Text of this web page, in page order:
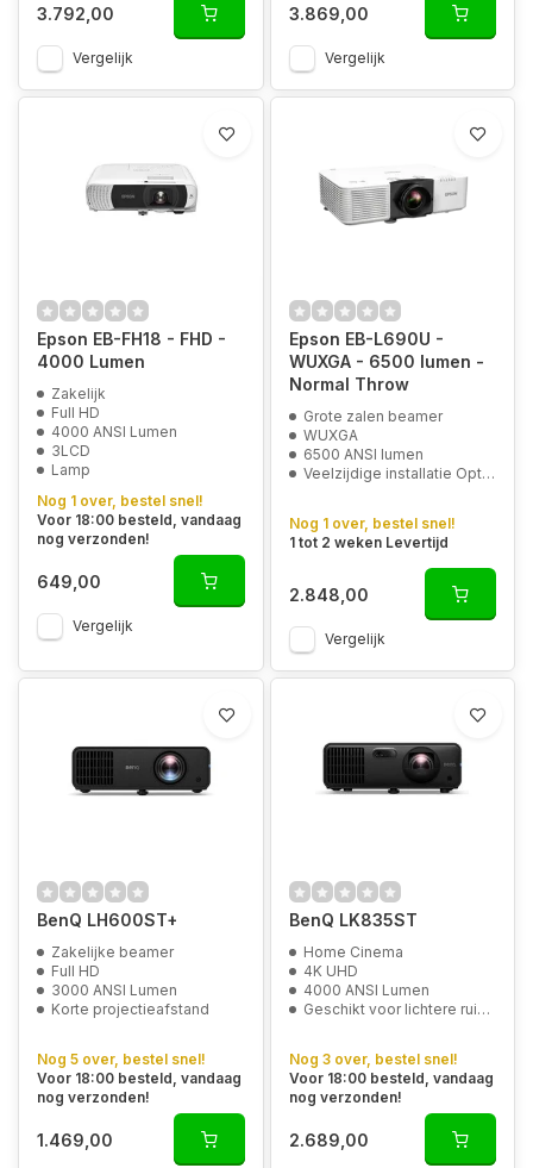
3.792,00
Vergelijk
3.869,00
Vergelijk
Epson EB-FH18 - FHD -
4000 Lumen
Zakelijk
Full HD
4000 ANSI Lumen
3LCD
Lamp
Nog 1 over, bestel snel!
Voor 18:00 besteld, vandaag
nog verzonden!
649,00
Vergelijk
Epson EB-L690U -
WUXGA - 6500 lumen -
Normal Throw
Grote zalen beamer
WUXGA
6500 ANSI lumen
Veelzijdige installatie Opties
Nog 1 over, bestel snel!
1 tot 2 weken Levertijd
2.848,00
Vergelijk
BenQ LH600ST+
Zakelijke beamer
Full HD
3000 ANSI Lumen
Korte projectieafstand
Nog 5 over, bestel snel!
Voor 18:00 besteld, vandaag
nog verzonden!
1.469,00
BenQ LK835ST
Home Cinema
4K UHD
4000 ANSI Lumen
Geschikt voor lichtere ruimtes
Nog 3 over, bestel snel!
Voor 18:00 besteld, vandaag
nog verzonden!
2.689,00